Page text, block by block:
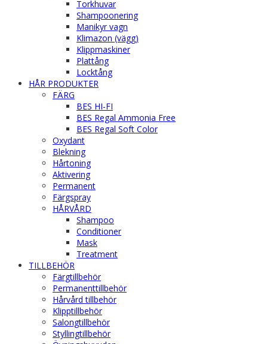
Torkhuvar
Shampoonering
Manikyr vagn
Klimazon (vägg)
Klippmaskiner
Plattång
Locktång
HÅR PRODUKTER
FÄRG
BES HI-FI
BES Regal Ammonia Free
BES Regal Soft Color
Oxydant
Blekning
Hårtoning
Aktivering
Permanent
Färgspray
HÅRVÅRD
Shampoo
Conditioner
Mask
Treatment
TILLBEHÖR
Färgtillbehör
Permanenttillbehör
Hårvård tillbehör
Klipptillbehör
Salongtillbehör
Styllingtillbehör